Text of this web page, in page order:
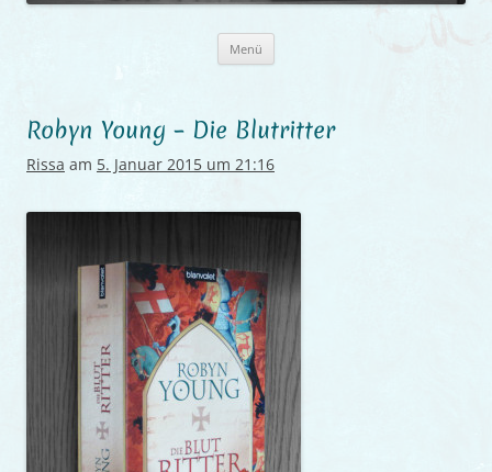
Menü
Robyn Young – Die Blutritter
Rissa am 5. Januar 2015 um 21:16